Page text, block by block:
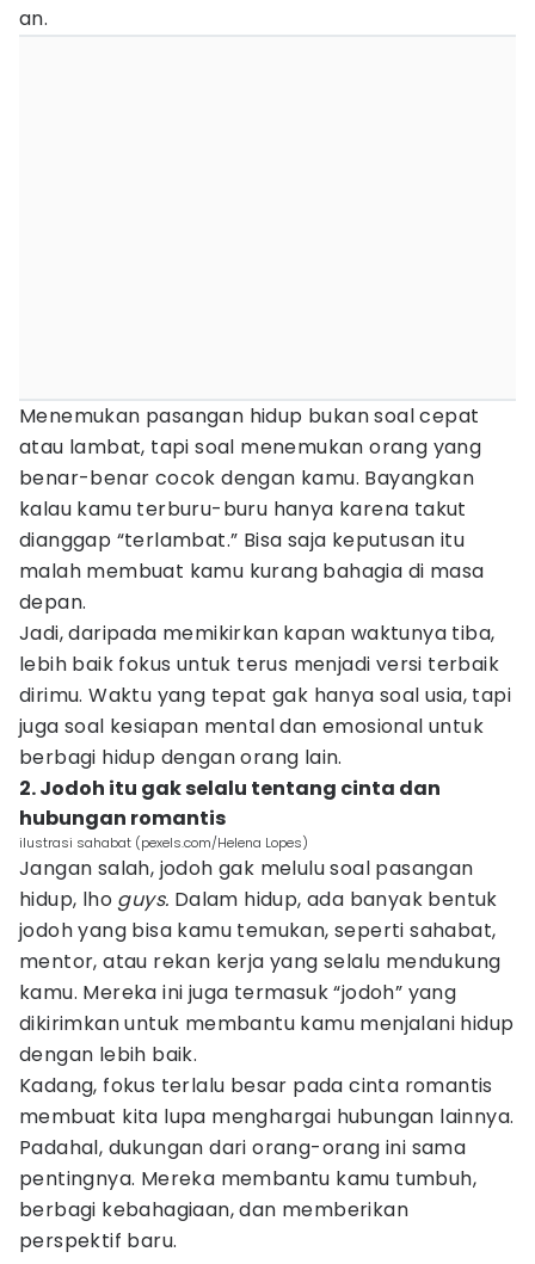
an.
Menemukan pasangan hidup bukan soal cepat
atau lambat, tapi soal menemukan orang yang
benar-benar cocok dengan kamu. Bayangkan
kalau kamu terburu-buru hanya karena takut
dianggap “terlambat.” Bisa saja keputusan itu
malah membuat kamu kurang bahagia di masa
depan.
Jadi, daripada memikirkan kapan waktunya tiba,
lebih baik fokus untuk terus menjadi versi terbaik
dirimu. Waktu yang tepat gak hanya soal usia, tapi
juga soal kesiapan mental dan emosional untuk
berbagi hidup dengan orang lain.
2. Jodoh itu gak selalu tentang cinta dan
hubungan romantis
ilustrasi sahabat (pexels.com/Helena Lopes)
Jangan salah, jodoh gak melulu soal pasangan
hidup, lho guys. Dalam hidup, ada banyak bentuk
jodoh yang bisa kamu temukan, seperti sahabat,
mentor, atau rekan kerja yang selalu mendukung
kamu. Mereka ini juga termasuk “jodoh” yang
dikirimkan untuk membantu kamu menjalani hidup
dengan lebih baik.
Kadang, fokus terlalu besar pada cinta romantis
membuat kita lupa menghargai hubungan lainnya.
Padahal, dukungan dari orang-orang ini sama
pentingnya. Mereka membantu kamu tumbuh,
berbagi kebahagiaan, dan memberikan
perspektif baru.